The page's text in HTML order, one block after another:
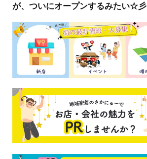
が、ついにオープンするみたい☆彡